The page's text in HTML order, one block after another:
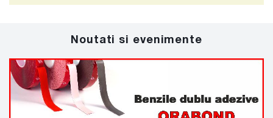
Noutati si evenimente